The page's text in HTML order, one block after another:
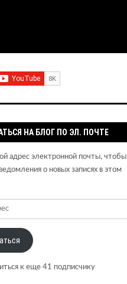
НА БЛОГ ПО ЭЛ. ПОЧТЕ
адрес электронной почты, чтобы
о новых записях в этом
к еще 41 подписчику